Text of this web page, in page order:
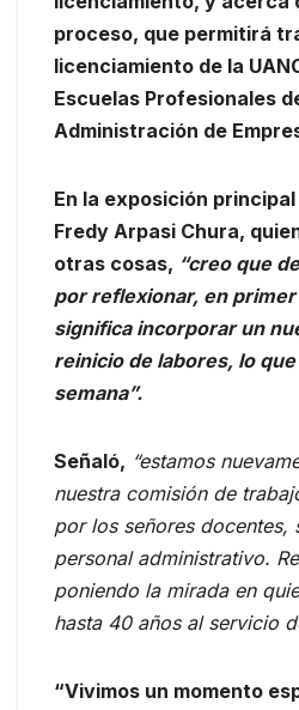
proceso, que permitirá
licenciamiento de la
Escuelas Profesionales
Administración de
En la exposición
Fredy Arpasi Chura,
otras cosas, “creo que
por reflexionar, en
significa incorporar un
reinicio de labores, lo
semana”.
Señaló, “estamos
nuestra comisión de
por los señores docentes,
personal administrativo.
poniendo la mirada en
hasta 40 años al servicio
“Vivimos un momento